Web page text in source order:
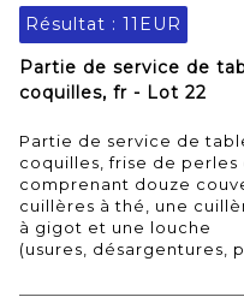
Résultat : 11EUR
Partie de service de
coquilles, fr - Lot 22
Partie de service de
coquilles, frise de
comprenant douze
cuillères à thé, une
à gigot et une louche
(usures, désargentures,